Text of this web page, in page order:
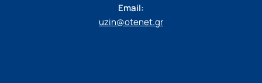
Email:
uzin@otenet.gr